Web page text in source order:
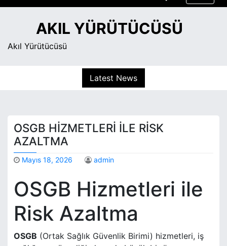
S
AKIL YÜRÜTÜCÜSÜ
Akıl Yürütücüsü
Latest News
OSGB HIZMETLERI İLE RISK
AZALTMA
Mayıs 18, 2026 admin
OSGB Hizmetleri ile
Risk Azaltma
OSGB (Ortak Sağlık Güvenlik Birimi) hizmetleri, iş